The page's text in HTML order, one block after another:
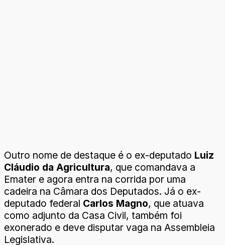
Outro nome de destaque é o ex-deputado Luiz
Cláudio da Agricultura, que comandava a
Emater e agora entra na corrida por uma
cadeira na Câmara dos Deputados. Já o ex-
deputado federal Carlos Magno, que atuava
como adjunto da Casa Civil, também foi
exonerado e deve disputar vaga na Assembleia
Legislativa.